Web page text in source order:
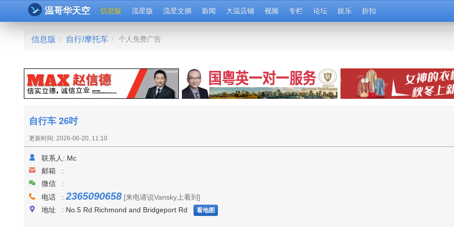
温哥华天空 信息版 流星版 流星文摘 新闻 大温店铺 视频 专栏 论坛 娱乐 折扣
信息版 / 自行/摩托车 / 个人免费广告
自行车 26吋
更新时间: 2026-06-20, 11:10
联系人: Mc
邮箱 :
微信 :
电话 : 2365090658 [来电请说Vansky上看到]
地址 : No.5 Rd.Richmond and Bridgeport Rd
看地图